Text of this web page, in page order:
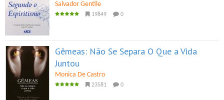
Salvador Gentile
19849 0
Gêmeas: Não Se Separa O Que a Vida
Juntou
Monica De Castro
23581 0